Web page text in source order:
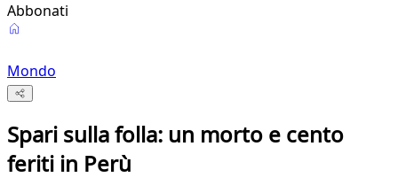
Abbonati
Mondo
Spari sulla folla: un morto e cento
feriti in Perù